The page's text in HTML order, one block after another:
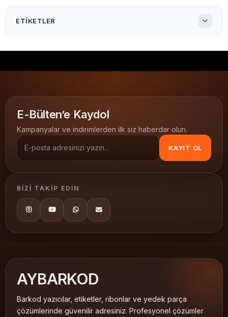
ETIKETLER
100x100 barkod etiketi
E-Bülten’e Kaydol
Kampanyalar ve indirimlerden ilk siz haberdar olun.
KAYIT OL
BIZI TAKIP EDIN
AYBARKOD
Barkod yazıcılar, etiketler, ribonlar ve yedek parça
çözümlerinde güvenilir adresiniz. Profesyonel çözümler